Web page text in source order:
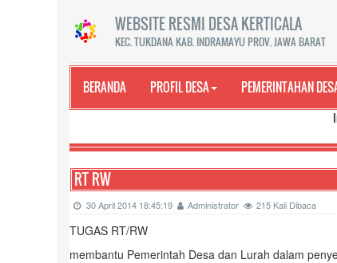
WEBSITE RESMI DESA KERTICALA
KEC. TUKDANA KAB. INDRAMAYU PROV. JAWA BARAT
BERANDA PROFIL DESA PEMERINTAHAN
Ini contoh
RT RW
30 April 2014 18:45:19 Administrator 215 Kali Dibaca
TUGAS RT/RW
membantu Pemerintah Desa dan Lurah dalam